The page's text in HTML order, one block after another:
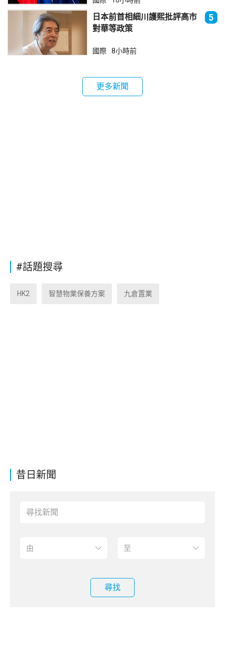
昔日新聞
尋找
日本前首相細川護熙批評高市
對華等政策
5
國際 8小時前
更多新聞
#話題搜尋
HK2 智慧物業保養方案 九倉置業